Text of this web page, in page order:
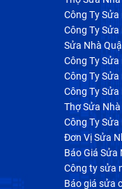
Công Ty Sửa
Công Ty Sửa
Sửa Nhà
Công Ty Sửa
Công Ty Sửa
Công Ty
Thợ Sửa
Công Ty
Đơn Vị Sửa
Báo Giá Sửa
Công ty sửa
Báo giá sửa